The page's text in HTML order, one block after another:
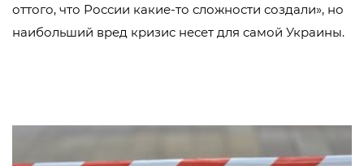
оттого, что России какие-то сложности создали», но
наибольший вред кризис несет для самой Украины.